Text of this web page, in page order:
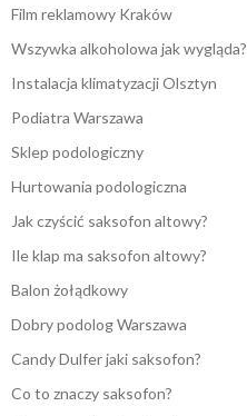
Film reklamowy Kraków
Wszywka alkoholowa jak wygląda?
Instalacja klimatyzacji Olsztyn
Podiatra Warszawa
Sklep podologiczny
Hurtowania podologiczna
Jak czyścić saksofon altowy?
Ile klap ma saksofon altowy?
Balon żołądkowy
Dobry podolog Warszawa
Candy Dulfer jaki saksofon?
Co to znaczy saksofon?